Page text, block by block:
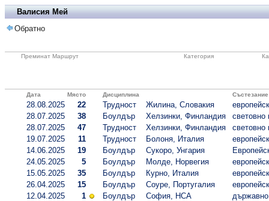
Валисия Мей
Обратно
Преминат Маршрут Категория
Дата Място Дисциплина Състезание
28.08.2025 22 Трудност Жилина, Словакия
28.07.2025
38 Боулдър Хелзинки, Финландия
световно
28.07.2025
47 Трудност Хелзинки, Финландия
световно
19.07.2025
11 Трудност Болоня, Италия
14.06.2025
19 Боулдър Сукоро, Унгария
24.05.2025
5 Боулдър Молде, Норвегия
15.05.2025
35 Боулдър Курно, Италия
26.04.2025
15 Боулдър Соуре, Португалия
12.04.2025
1 Боулдър София, НСА